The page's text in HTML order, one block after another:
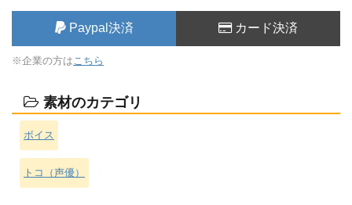
Paypal決済 カード決済
※企業の方は こちら
素材のカテゴリ
ボイス
トコ（声優）